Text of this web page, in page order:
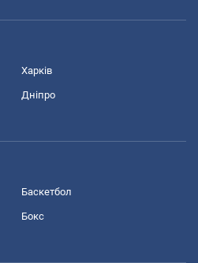
Харків
Дніпро
Баскетбол
Бокс